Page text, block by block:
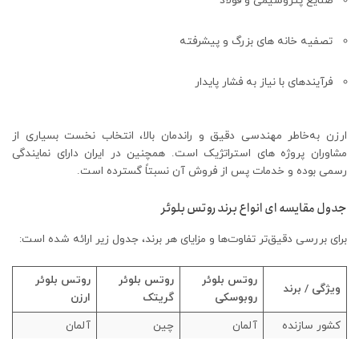
تصفیه‌ خانه‌ های بزرگ و پیشرفته
فرآیندهای با نیاز به فشار پایدار
ارزن به‌خاطر مهندسی دقیق و راندمان بالا، انتخاب نخست بسیاری از
مشاوران پروژه‌ های استراتژیک است. همچنین در ایران دارای نمایندگی
رسمی بوده و خدمات پس از فروش آن نسبتاً گسترده است.
جدول مقایسه‌ ای انواع برند روتس بلوئر
برای بررسی دقیق‌تر تفاوت‌ها و مزایای هر برند، جدول زیر ارائه شده است:
ویژگی / برند
روتس بلوئر
روبوسکی
روتس بلوئر
گریتک
روتس بلوئر
ارزن
کشور سازنده
آلمان چین
آلمان